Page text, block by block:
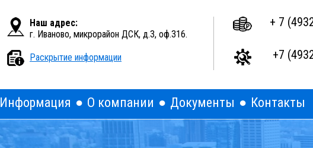
Наш адрес:
г. Иваново, микрорайон ДСК, д.3, оф.316.
Раскрытие информации
+ 7
+7
Информация О компании Документы Контакты